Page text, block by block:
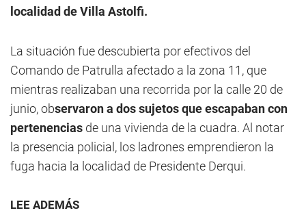
localidad de Villa Astolfi.
La situación fue descubierta por efectivos del
Comando de Patrulla afectado a la zona 11, que
mientras realizaban una recorrida por la calle 20 de
junio, observaron a dos sujetos que escapaban con
pertenencias de una vivienda de la cuadra. Al notar
la presencia policial, los ladrones emprendieron la
fuga hacia la localidad de Presidente Derqui.
LEE ADEMÁS